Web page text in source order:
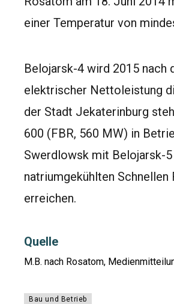
einer Temperatur von
Belojarsk-4 wird 2015
elektrischer Nettoleistung
der Stadt Jekaterinburg
600 (FBR, 560 MW) in
Swerdlowsk mit Belojarsk-
natriumgekühlten
erreichen.
Quelle
M.B. nach Rosatom,
Bau und Betrieb